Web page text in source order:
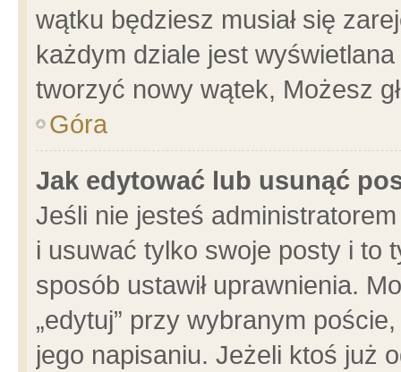
wątku będziesz musiał się
każdym dziale jest
tworzyć nowy wątek, Możesz
Góra
Jak edytować lub usunąć
Jeśli nie jesteś
i usuwać tylko swoje posty i to
sposób ustawił uprawnienia.
„edytuj” przy wybranym
jego napisaniu. Jeżeli ktoś już